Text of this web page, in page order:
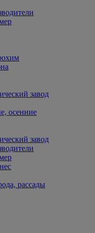
завод
осенние
завод
рассады